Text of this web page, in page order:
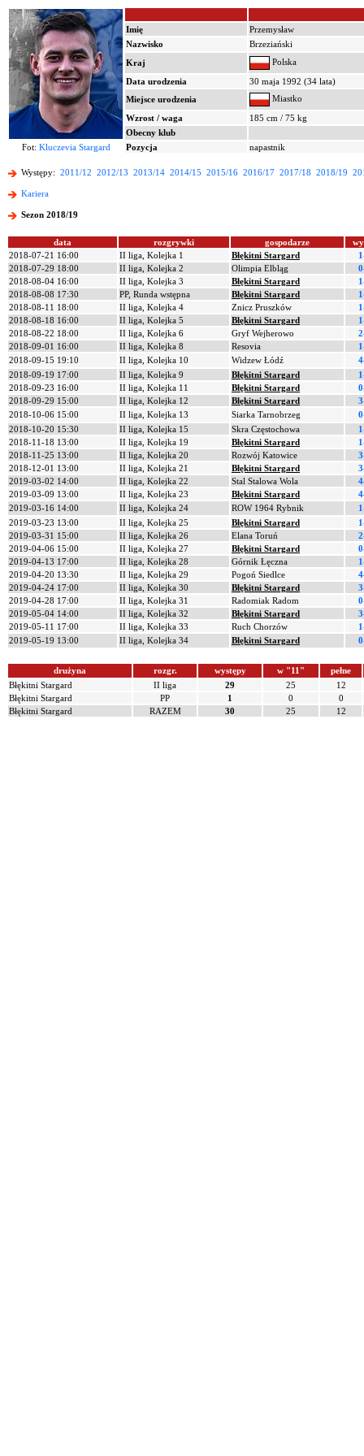
Imię
Przemysław
Nazwisko
Brzeziański
Kraj
Polska
Data urodzenia
30 maja 1992 (34 lata)
Miejsce urodzenia
Miastko
Wzrost / waga
185 cm / 75 kg
Obecny klub
Fot: Kluczevia Stargard Pozycja napastnik
Występy: 2011/12 2012/13 2013/14 2014/15 2015/16 2016/17 2017/18 2018/19
Kariera
Sezon 2018/19
data rozgrywki gospodarze
2018-07-21 16:00
II liga, Kolejka 1 Błękitni Stargard
2018-07-29 18:00
II liga, Kolejka 2 Olimpia Elbląg
2018-08-04 16:00
II liga, Kolejka 3 Błękitni Stargard
2018-08-08 17:30
PP, Runda wstępna Błękitni Stargard
2018-08-11 18:00
II liga, Kolejka 4 Znicz Pruszków
2018-08-18 16:00
II liga, Kolejka 5 Błękitni Stargard
2018-08-22 18:00
II liga, Kolejka 6 Gryf Wejherowo
2018-09-01 16:00
II liga, Kolejka 8 Resovia
2018-09-15 19:10
II liga, Kolejka 10 Widzew Łódź
2018-09-19 17:00
II liga, Kolejka 9 Błękitni Stargard
2018-09-23 16:00
II liga, Kolejka 11 Błękitni Stargard
2018-09-29 15:00
II liga, Kolejka 12 Błękitni Stargard
2018-10-06 15:00
II liga, Kolejka 13 Siarka Tarnobrzeg
2018-10-20 15:30
II liga, Kolejka 15 Skra Częstochowa
2018-11-18 13:00
II liga, Kolejka 19 Błękitni Stargard
2018-11-25 13:00
II liga, Kolejka 20 Rozwój Katowice
2018-12-01 13:00
II liga, Kolejka 21 Błękitni Stargard
2019-03-02 14:00
II liga, Kolejka 22 Stal Stalowa Wola
2019-03-09 13:00
II liga, Kolejka 23 Błękitni Stargard
2019-03-16 14:00
II liga, Kolejka 24 ROW 1964 Rybnik
2019-03-23 13:00
II liga, Kolejka 25 Błękitni Stargard
2019-03-31 15:00
II liga, Kolejka 26 Elana Toruń
2019-04-06 15:00
II liga, Kolejka 27 Błękitni Stargard
2019-04-13 17:00
II liga, Kolejka 28 Górnik Łęczna
2019-04-20 13:30
II liga, Kolejka 29 Pogoń Siedlce
2019-04-24 17:00
II liga, Kolejka 30 Błękitni Stargard
2019-04-28 17:00
II liga, Kolejka 31 Radomiak Radom
2019-05-04 14:00
II liga, Kolejka 32 Błękitni Stargard
2019-05-11 17:00
II liga, Kolejka 33 Ruch Chorzów
2019-05-19 13:00
II liga, Kolejka 34 Błękitni Stargard
drużyna rozgr. występy w "11"
pełne
Błękitni Stargard
II liga 29 25
12
Błękitni Stargard
PP 1 0
0
Błękitni Stargard
RAZEM 30 25 12